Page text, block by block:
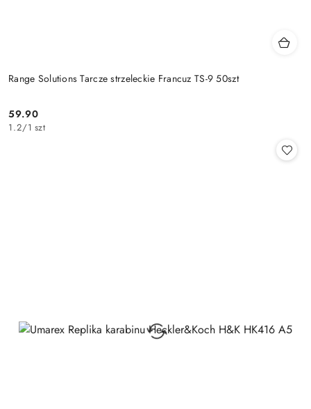
Range Solutions Tarcze strzeleckie Francuz TS-9 50szt
Cena:
59.90
1.2/1 szt